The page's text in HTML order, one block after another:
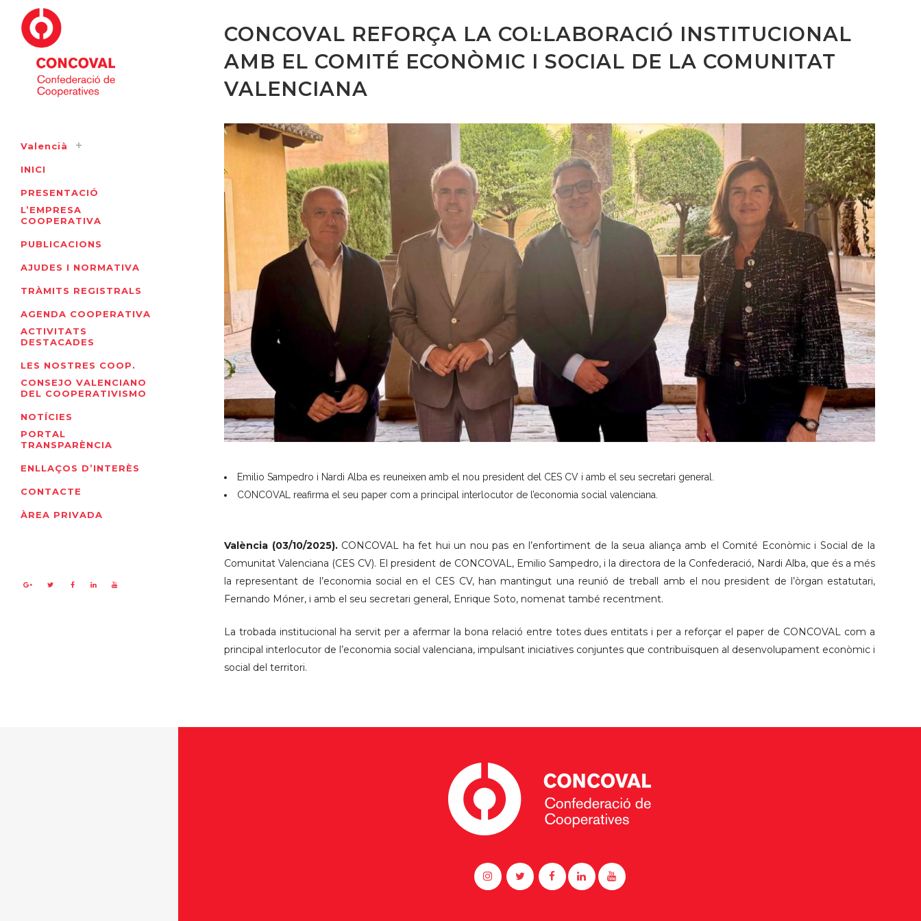
Valencià
INICI
PRESENTACIÓ
L’EMPRESA
COOPERATIVA
PUBLICACIONS
AJUDES I NORMATIVA
TRÀMITS REGISTRALS
AGENDA COOPERATIVA
ACTIVITATS
DESTACADES
LES NOSTRES COOP.
CONSEJO VALENCIANO
DEL COOPERATIVISMO
NOTÍCIES
PORTAL
TRANSPARÈNCIA
ENLLAÇOS D’INTERÈS
CONTACTE
ÀREA PRIVADA
CONCOVAL REFORÇA LA COL·LABORACIÓ INSTITUCIONAL
AMB EL COMITÉ ECONÒMIC I SOCIAL DE LA COMUNITAT
VALENCIANA
Emilio Sampedro i Nardi Alba es reuneixen amb el nou president del CES CV i amb el seu secretari general.
CONCOVAL reafirma el seu paper com a principal interlocutor de l’economia social valenciana.
València (03/10/2025).CONCOVAL ha fet hui un nou pas en l’enfortiment de la seua aliança amb el Comité Econòmic i Social de la
Comunitat Valenciana (CES CV). El president de CONCOVAL, Emilio Sampedro, i la directora de la Confederació, Nardi Alba, que és a més
la representant de l’economia social en el CES CV, han mantingut una reunió de treball amb el nou president de l’òrgan estatutari,
Fernando Móner, i amb el seu secretari general, Enrique Soto, nomenat també recentment.
La trobada institucional ha servit per a afermar la bona relació entre totes dues entitats i per a reforçar el paper de CONCOVAL com a
principal interlocutor de l’economia social valenciana, impulsant iniciatives conjuntes que contribuïsquen al desenvolupament econòmic i
social del territori.